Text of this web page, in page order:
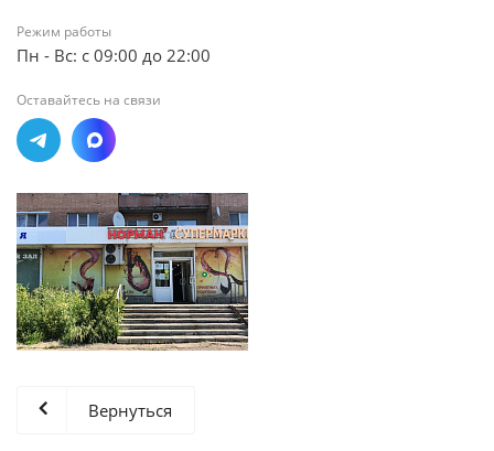
Режим работы
Пн - Вс: с 09:00 до 22:00
Оставайтесь на связи
Вернуться